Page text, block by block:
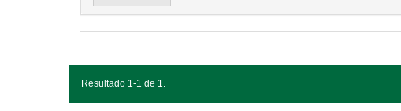
Resultado 1-1 de 1.